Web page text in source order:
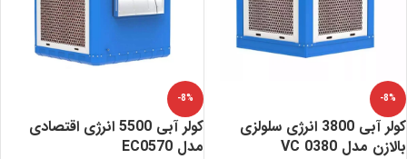
-8%
کولر آبی 3800 انرژی سلولزی
بالازن مدل VC 0380
-8%
کولر آبی 5500 انرژی اقتصادی
مدل EC0570